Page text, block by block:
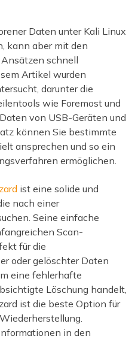
Daten unter Kali Linux
kann aber mit den
schnell
Artikel wurden
darunter die
wie Foremost und
von USB-Geräten und
können Sie bestimmte
ansprechen und so ein
ermöglichen.
ist eine solide und
nach einer
Seine einfache
Scan-
für die
oder gelöschter Daten
eine fehlerhafte
Löschung handelt,
ist die beste Option für
in den